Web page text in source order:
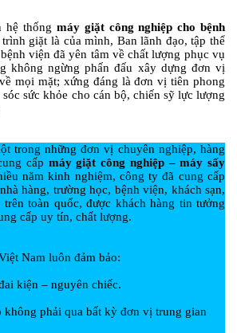
hệ thống máy giặt công nghiệp cho bệnh
giặt là của mình, Ban lãnh đạo, tập thể
viện đã yên tâm về chất lượng phục vụ
không ngừng phấn đấu xây dựng đơn vị
mọi mặt; xứng đáng là đơn vị tiên phong
sức khỏe cho cán bộ, chiến sỹ lực lượng
trong những đơn vị chuyên nghiệp, hàng
cấp máy giặt công nghiệp – máy sấy
năm kinh nghiệm, công ty đã cung cấp
hàng, trường học, bệnh viện, khách sạn,
toàn quốc, được khách hàng tin tưởng
cấp uy tín, chất lượng.
Nam luôn đảm bảo:
– nguyên chiếc.
phải qua bất kỳ đơn vị trung gian